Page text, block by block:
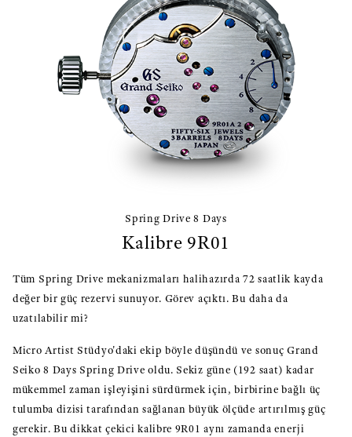
Spring Drive 8 Days
Kalibre 9R01
Tüm Spring Drive mekanizmaları halihazırda 72 saatlik kayda
değer bir güç rezervi sunuyor. Görev açıktı. Bu daha da
uzatılabilir mi?
Micro Artist Stüdyo'daki ekip böyle düşündü ve sonuç Grand
Seiko 8 Days Spring Drive oldu. Sekiz güne (192 saat) kadar
mükemmel zaman işleyişini sürdürmek için, birbirine bağlı üç
tulumba dizisi tarafından sağlanan büyük ölçüde artırılmış güç
gerekir. Bu dikkat çekici kalibre 9R01 aynı zamanda enerji